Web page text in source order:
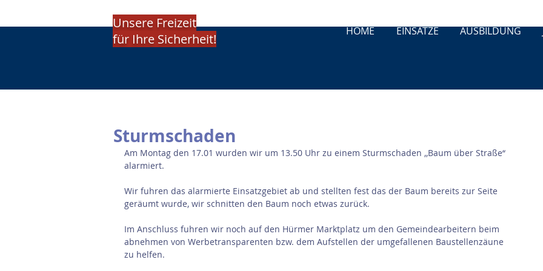
Unsere Freizeit
für Ihre Sicherheit!
HOME EINSÄTZE AUSBILDUNG
Sturmschaden
Am Montag den 17.01 wurden wir um 13.50 Uhr zu einem Sturmschaden ,,Baum über Straße“
alarmiert.
Wir fuhren das alarmierte Einsatzgebiet ab und stellten fest das der Baum bereits zur Seite
geräumt wurde, wir schnitten den Baum noch etwas zurück.
Im Anschluss fuhren wir noch auf den Hürmer Marktplatz um den Gemeindearbeitern beim
abnehmen von Werbetransparenten bzw. dem Aufstellen der umgefallenen Baustellenzäune
zu helfen.